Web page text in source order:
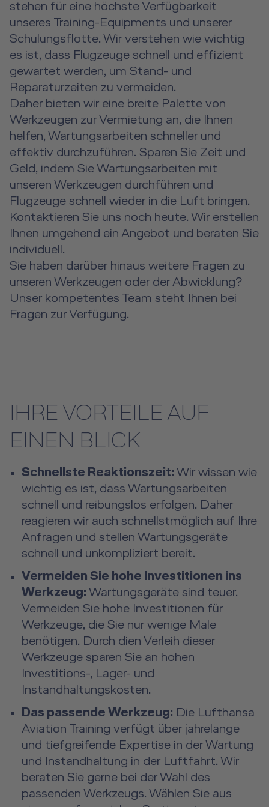
Event Locations
Workshop Locations
A2B Business Training
Über uns
Future Competence
Karriere
Kontakt
DE| EN e-services
stehen für eine höchste Verfügbarkeit
unseres Training-Equipments und unserer
Schulungsflotte. Wir verstehen wie wichtig
es ist, dass Flugzeuge schnell und effizient
gewartet werden, um Stand- und
Reparaturzeiten zu vermeiden.
Daher bieten wir eine breite Palette von
Werkzeugen zur Vermietung an, die Ihnen
helfen, Wartungsarbeiten schneller und
effektiv durchzuführen. Sparen Sie Zeit und
Geld, indem Sie Wartungsarbeiten mit
unseren Werkzeugen durchführen und
Flugzeuge schnell wieder in die Luft bringen.
Kontaktieren Sie uns noch heute. Wir erstellen
Ihnen umgehend ein Angebot und beraten Sie
individuell.
Sie haben darüber hinaus weitere Fragen zu
unseren Werkzeugen oder der Abwicklung?
Unser kompetentes Team steht Ihnen bei
Fragen zur Verfügung.
IHRE VORTEILE AUF
EINEN BLICK
Schnellste Reaktionszeit: Wir wissen wie
wichtig es ist, dass Wartungsarbeiten
schnell und reibungslos erfolgen. Daher
reagieren wir auch schnellstmöglich auf Ihre
Anfragen und stellen Wartungsgeräte
schnell und unkompliziert bereit.
Vermeiden Sie hohe Investitionen ins
Werkzeug: Wartungsgeräte sind teuer.
Vermeiden Sie hohe Investitionen für
Werkzeuge, die Sie nur wenige Male
benötigen. Durch dien Verleih dieser
Werkzeuge sparen Sie an hohen
Investitions-, Lager- und
Instandhaltungskosten.
Das passende Werkzeug: Die Lufthansa
Aviation Training verfügt über jahrelange
und tiefgreifende Expertise in der Wartung
und Instandhaltung in der Luftfahrt. Wir
beraten Sie gerne bei der Wahl des
passenden Werkzeugs. Wählen Sie aus